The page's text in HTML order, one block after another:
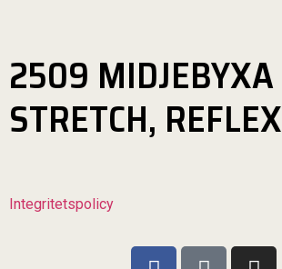
2509 MIDJEBYXA
STRETCH, REFLEX
Integritetspolicy